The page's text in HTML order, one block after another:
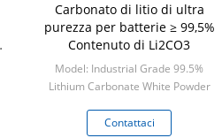
Carbonato di litio di ultra
purezza per batterie ≥ 99,5%
Contenuto di Li2CO3
Model: Industrial Grade 99.5%
Lithium Carbonate White Powder
Contattaci